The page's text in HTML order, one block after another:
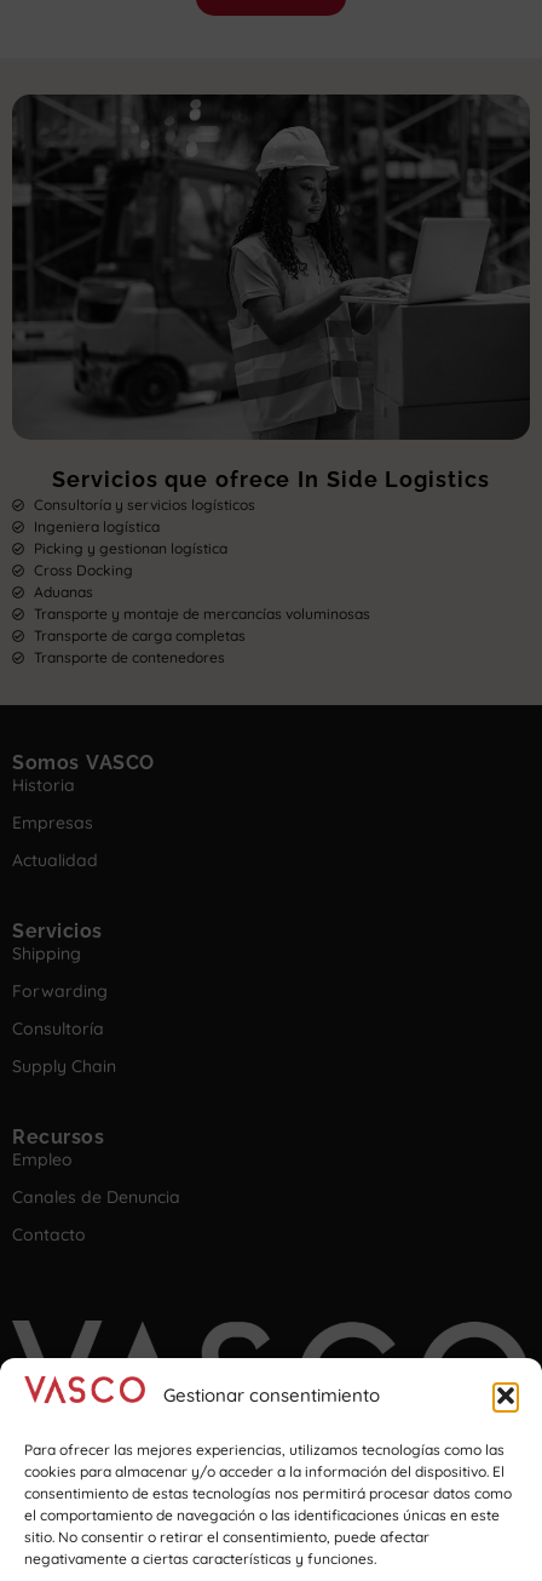
Gestionar consentimiento
Para ofrecer las mejores experiencias, utilizamos tecnologías como las
cookies para almacenar y/o acceder a la información del dispositivo. El
consentimiento de estas tecnologías nos permitirá procesar datos como
el comportamiento de navegación o las identificaciones únicas en este
sitio. No consentir o retirar el consentimiento, puede afectar
negativamente a ciertas características y funciones.
Servicios que ofrece In Side Logistics
Consultoría y servicios logísticos
Ingeniera logística
Picking y gestionan logística
Cross Docking
Aduanas
Transporte y montaje de mercancías voluminosas
Transporte de carga completas
Transporte de contenedores
Somos VASCO
Historia
Empresas
Actualidad
Servicios
Shipping
Forwarding
Consultoría
Supply Chain
Recursos
Empleo
Canales de Denuncia
Contacto
Imagination at transport & logistics